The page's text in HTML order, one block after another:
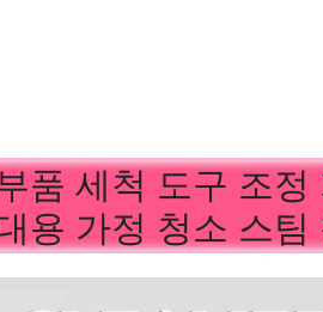
품 세척 도구 조정
용 가정 청소 스팀